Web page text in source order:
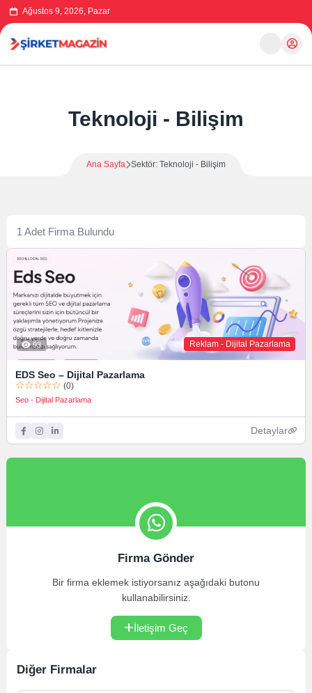
Ağustos 9, 2026, Pazar
Teknoloji - Bilişim
Ana Sayfa Sektör: Teknoloji - Bilişim
1 Adet Firma Bulundu
Reklam - Dijital Pazarlama
93
EDS Seo – Dijital Pazarlama
☆☆☆☆☆(0)
Seo - Dijital Pazarlama
Detaylar
Firma Gönder
Bir firma eklemek istiyorsanız aşağıdaki butonu
kullanabilirsiniz.
İletişim Geç
Diğer Firmalar